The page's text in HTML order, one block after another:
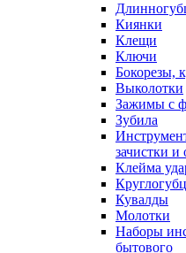
Киянки
Клещи
Ключи
Бокорезы,
Выколотки
Зажимы с
Зубила
зачистки
Клейма
Кувалды
Молотки
Наборы
бытового